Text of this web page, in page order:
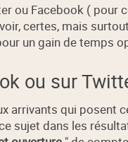
ou Facebook ( pour
certes, mais
un gain de temps
ou sur
arrivants qui posent
sujet dans les